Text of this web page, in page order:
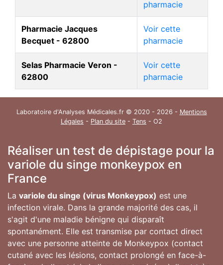
pharmacie
Pharmacie Jacques
Becquet - 62800
Voir cette
pharmacie
Selas Pharmacie Veron -
62800
Voir cette
pharmacie
Laboratoire d'Analyses Médicales.fr © 2020 - 2026 - Mentions
Légales - Plan du site - Tens - O2
Réaliser un test de dépistage pour la
variole du singe monkeypox en
France
La variole du singe (virus Monkeypox) est une
infection virale. Dans la grande majorité des cas, il
s'agit d'une maladie bénigne qui disparaît
spontanément. Elle est transmise par contact direct
avec une personne atteinte de Monkeypox (contact
cutané avec les lésions, contact prolongé en face-à-